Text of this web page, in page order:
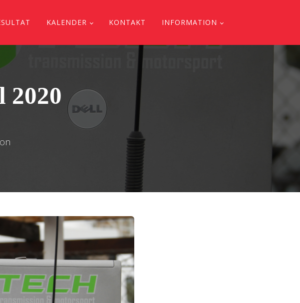
KALENDER KONTAKT INFORMATION
2020